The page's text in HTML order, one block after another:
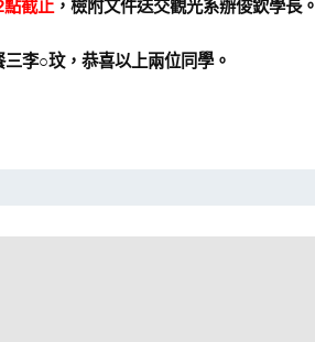
點截止，檢附文件送交觀光系辦俊欽學長。
李○玟，恭喜以上兩位同學。